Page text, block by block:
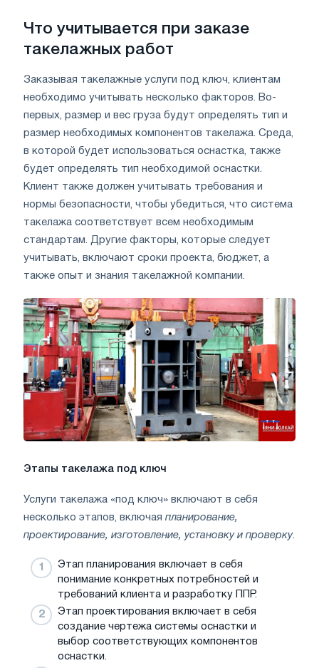
Что учитывается при заказе
такелажных работ
Заказывая такелажные услуги под ключ, клиентам
необходимо учитывать несколько факторов. Во-
первых, размер и вес груза будут определять тип и
размер необходимых компонентов такелажа. Среда,
в которой будет использоваться оснастка, также
будет определять тип необходимой оснастки.
Клиент также должен учитывать требования и
нормы безопасности, чтобы убедиться, что система
такелажа соответствует всем необходимым
стандартам. Другие факторы, которые следует
учитывать, включают сроки проекта, бюджет, а
также опыт и знания такелажной компании.
Этапы такелажа под ключ
Услуги такелажа «под ключ» включают в себя
несколько этапов, включая планирование,
проектирование, изготовление, установку и проверку.
Этап планирования включает в себя
понимание конкретных потребностей и
требований клиента и разработку ППР.
Этап проектирования включает в себя
создание чертежа системы оснастки и
выбор соответствующих компонентов
оснастки.